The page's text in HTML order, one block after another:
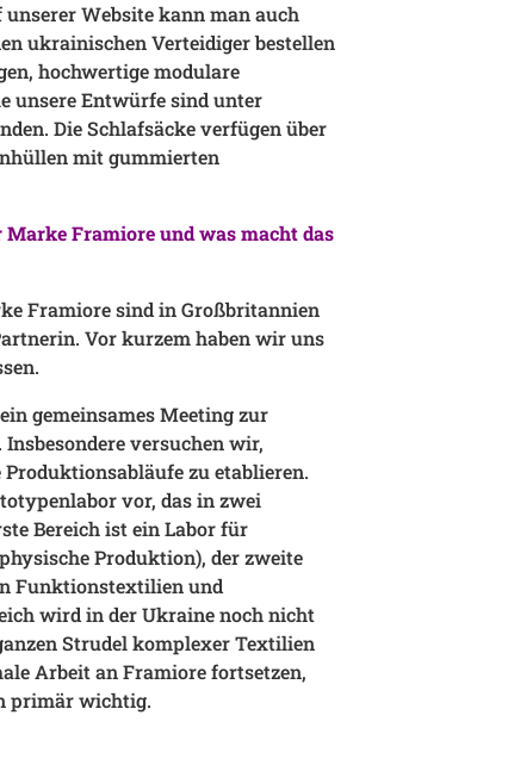
Website kann man auch
ukrainischen Verteidiger bestellen
hochwertige modulare
unsere Entwürfe sind unter
Die Schlafsäcke verfügen über
mit gummierten
Marke Framiore und was macht das
Framiore sind in Großbritannien
Vor kurzem haben wir uns
gemeinsames Meeting zur
versuchen wir,
zu etablieren.
vor, das in zwei
Bereich ist ein Labor für
Produktion), der zweite
Funktionstextilien und
wird in der Ukraine noch nicht
Strudel komplexer Textilien
Arbeit an Framiore fortsetzen,
primär wichtig.